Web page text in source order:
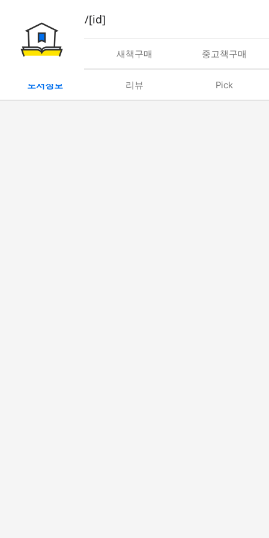
book/rent/[id]
대여 새책구매 중고책구매
도서정보 리뷰 Pick